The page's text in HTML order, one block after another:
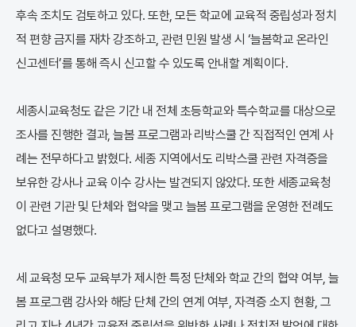
후속 조치도 검토하고 있다. 또한, 모든 학교에 교육적 중립성과 정치
적 편향 금지를 재차 강조하고, 관련 민원 발생 시 ‘늘봄학교 온라인
신고센터’를 통해 즉시 신고할 수 있도록 안내할 계획이다.
세종시교육청도 같은 기간 내 전체 초등학교와 특수학교를 대상으로
조사를 진행한 결과, 늘봄 프로그램과 리박스쿨 간 직접적인 연계 사
례는 전무하다고 밝혔다. 세종 지역에서도 리박스쿨 관련 자격증을
보유한 강사나 교육 이수 강사는 발견되지 않았다. 또한 세종교육청
이 관련 기관 및 단체와 협약을 맺고 늘봄 프로그램을 운영한 전례도
없다고 설명했다.
세 교육청 모두 교육부가 제시한 특정 단체와 학교 간의 협약 여부, 늘
봄 프로그램 강사와 해당 단체 간의 연계 여부, 자격증 소지 현황, 그